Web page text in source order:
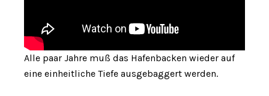
Alle paar Jahre muß das Hafenbacken wieder auf
eine einheitliche Tiefe ausgebaggert werden.